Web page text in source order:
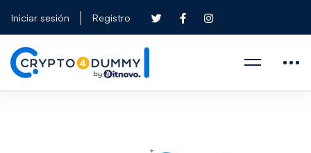
Iniciar sesión Registro